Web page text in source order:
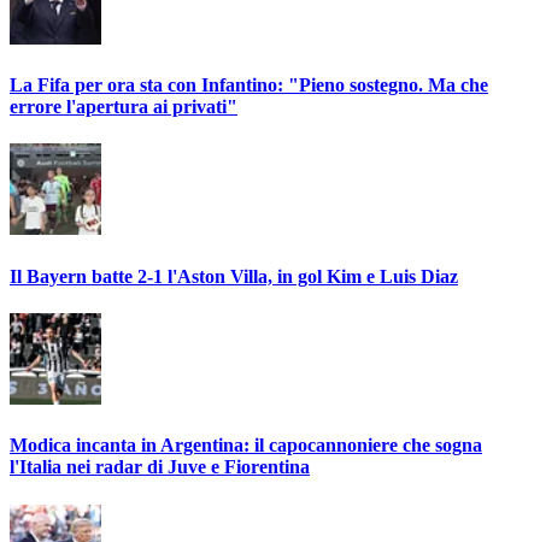
La Fifa per ora sta con Infantino: "Pieno sostegno. Ma che
errore l'apertura ai privati"
Il Bayern batte 2-1 l'Aston Villa, in gol Kim e Luis Diaz
Modica incanta in Argentina: il capocannoniere che sogna
l'Italia nei radar di Juve e Fiorentina